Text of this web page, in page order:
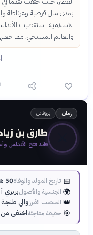
بمدن مثل قرطبة وغرناطة
الإسلامية. استقطبت
والعالم المسيحي، مما
زمان بروفايل
⚔️ طارق بن زياد
قائد فتح الأندلس وأسس
📅تاريخ المولد والوفاة50 هـ إلى 102 هـ (720م)
🌍الجنسية والأصولبربري
👑المنصب الأبرزوالي طنجة
🎯حقيقة مفاجئةاختفى من